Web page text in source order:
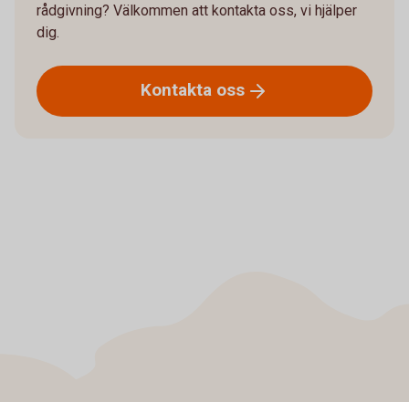
rådgivning? Välkommen att kontakta oss, vi hjälper
dig.
Kontakta oss